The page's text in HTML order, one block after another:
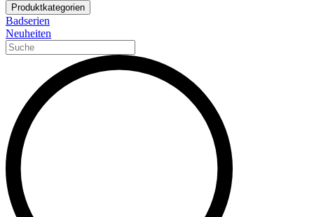
Produktkategorien
Badserien
Neuheiten